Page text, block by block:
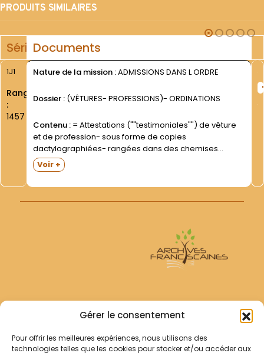
Gérer le consentement
Pour offrir les meilleures expériences, nous utilisons des
technologies telles que les cookies pour stocker et/ou accéder aux
PRODUITS SIMILAIRES
SérieDocuments
1J1
Rang
:
1457
Nature de la mission :ADMISSIONS DANS L ORDRE
Dossier : (VÊTURES- PROFESSIONS)- ORDINATIONS
Contenu := Attestations (""testimoniales"") de vêture
et de profession- sous forme de copies
dactylographiées- rangées dans des chemises
(chaque chemise correspond à une lettre de l
alphabet- initiale du nom des Frères concernés;
Voir +
Archives Franciscaines
RECHERCHER